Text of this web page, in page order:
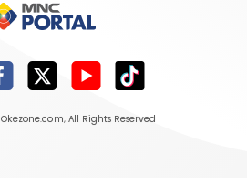
Okezone.com, All Rights Reserved